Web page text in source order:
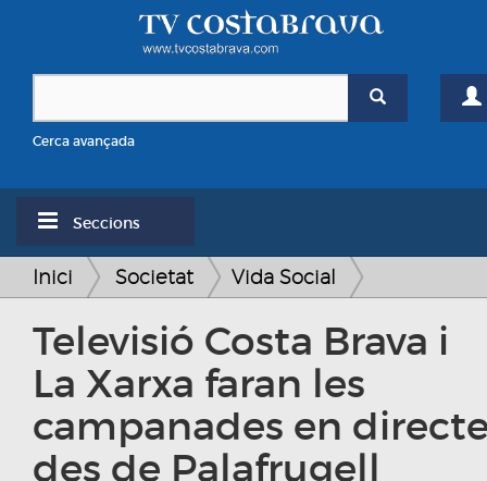
Cerca avançada
Seccions
Inici Societat Vida Social
Televisió Costa Brava i
La Xarxa faran les
campanades en
des de Palafrugell